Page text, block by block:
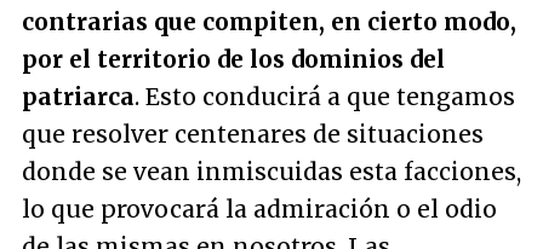
contrarias que compiten, en cierto modo,
por el territorio de los dominios del
patriarca. Esto conducirá a que tengamos
que resolver centenares de situaciones
donde se vean inmiscuidas esta facciones,
lo que provocará la admiración o el odio